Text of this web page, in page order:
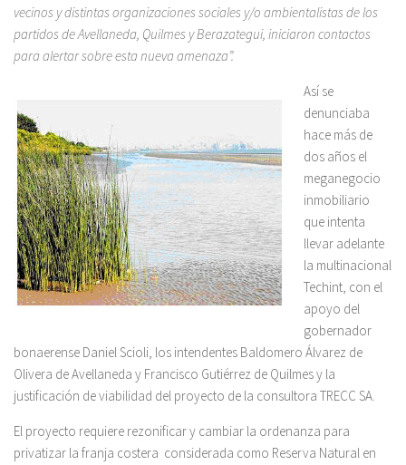
vecinos y distintas organizaciones sociales y/o ambientalistas de los
partidos de Avellaneda, Quilmes y Berazategui, iniciaron contactos
para alertar sobre esta nueva amenaza”.
Así se
denunciaba
hace más de
dos años el
meganegocio
inmobiliario
que intenta
llevar adelante
la multinacional
Techint, con el
apoyo del
gobernador
bonaerense Daniel Scioli, los intendentes Baldomero Álvarez de
Olivera de Avellaneda y Francisco Gutiérrez de Quilmes y la
justificación de viabilidad del proyecto de la consultora TRECC SA.
El proyecto requiere rezonificar y cambiar la ordenanza para
privatizar la franja costera considerada como Reserva Natural en